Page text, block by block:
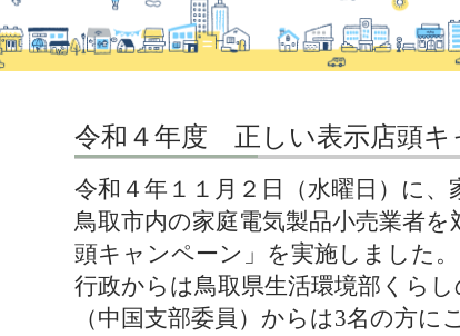
令和４年度 正しい表示店頭キ
令和４年１１月２日（水曜日）に
鳥取市内の家庭電気製品小売業者
頭キャンペーン」を実施しました。
行政からは鳥取県生活環境部くら
（中国支部委員）からは3名の方